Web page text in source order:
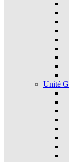
Unité